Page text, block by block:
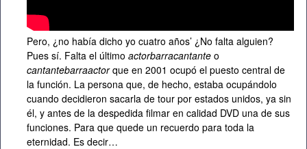
Pero, ¿no había dicho yo cuatro años’ ¿No falta alguien?
Pues sí. Falta el último actorbarracantante o
cantantebarraactorque en 2001 ocupó el puesto central de
la función. La persona que, de hecho, estaba ocupándolo
cuando decidieron sacarla de tour por estados unidos, ya sin
él, y antes de la despedida filmar en calidad DVD una de sus
funciones. Para que quede un recuerdo para toda la
eternidad. Es decir…